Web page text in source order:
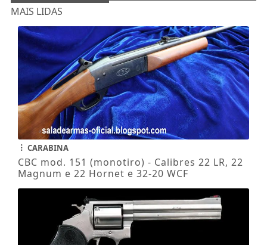
MAIS LIDAS
CARABINA
CBC mod. 151 (monotiro) - Calibres 22 LR, 22
Magnum e 22 Hornet e 32-20 WCF